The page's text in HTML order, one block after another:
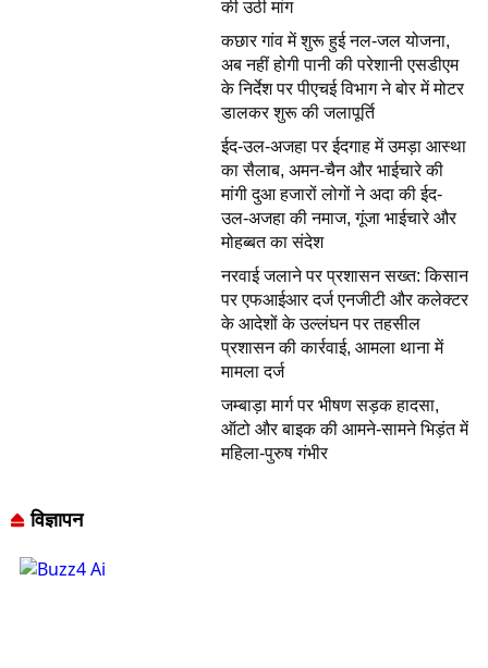
की उठी मांग
कछार गांव में शुरू हुई नल-जल योजना,
अब नहीं होगी पानी की परेशानी एसडीएम
के निर्देश पर पीएचई विभाग ने बोर में मोटर
डालकर शुरू की जलापूर्ति
ईद-उल-अजहा पर ईदगाह में उमड़ा आस्था
का सैलाब, अमन-चैन और भाईचारे की
मांगी दुआ हजारों लोगों ने अदा की ईद-
उल-अजहा की नमाज, गूंजा भाईचारे और
मोहब्बत का संदेश
नरवाई जलाने पर प्रशासन सख्त: किसान
पर एफआईआर दर्ज एनजीटी और कलेक्टर
के आदेशों के उल्लंघन पर तहसील
प्रशासन की कार्रवाई, आमला थाना में
मामला दर्ज
जम्बाड़ा मार्ग पर भीषण सड़क हादसा,
ऑटो और बाइक की आमने-सामने भिड़ंत में
महिला-पुरुष गंभीर
विज्ञापन